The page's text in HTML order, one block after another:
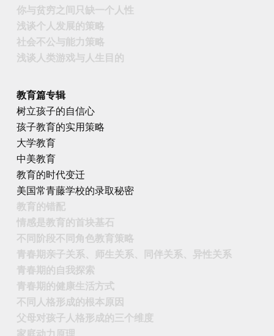
你与贫穷之间只缺一个人性
浅谈个人发展的策略
社会不公与能力策略
浅谈人类游戏与人生目的
教育篇专辑
树立孩子的自信心
孩子教育的实用策略
大学教育
中美教育
教育的时代变迁
美国常青藤学校的录取秘密
教育的错配
情感是教育的首块基石
不同阶段不同角色教育策略
青春期亲子关系、师生关系、同伴关系、异性关系
青春期的自我探索
青春期的健康生活方式
不同人格形成的根本原因
父母对孩子人格形成的三个维度
家庭动力原理